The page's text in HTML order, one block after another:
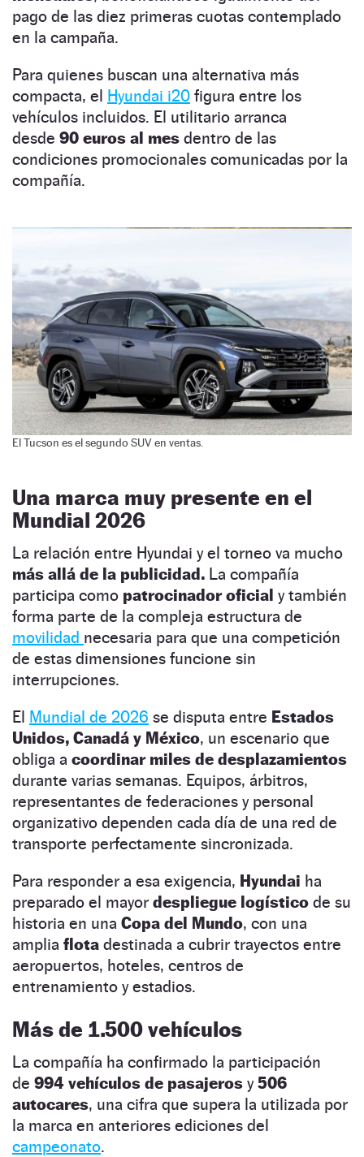
pago de las diez primeras cuotas contemplado
en la campaña.
Para quienes buscan una alternativa más
compacta, el Hyundai i20 figura entre los
vehículos incluidos. El utilitario arranca
desde 90 euros al mes dentro de las
condiciones promocionales comunicadas por la
compañía.
El Tucson es el segundo SUV en ventas.
Una marca muy presente en el
Mundial 2026
La relación entre Hyundai y el torneo va mucho
más allá de la publicidad. La compañía
participa como patrocinador oficial y también
forma parte de la compleja estructura de
movilidad necesaria para que una competición
de estas dimensiones funcione sin
interrupciones.
El Mundial de 2026 se disputa entre Estados
Unidos, Canadá y México, un escenario que
obliga a coordinar miles de desplazamientos
durante varias semanas. Equipos, árbitros,
representantes de federaciones y personal
organizativo dependen cada día de una red de
transporte perfectamente sincronizada.
Para responder a esa exigencia, Hyundai ha
preparado el mayor despliegue logístico de su
historia en una Copa del Mundo, con una
amplia flota destinada a cubrir trayectos entre
aeropuertos, hoteles, centros de
entrenamiento y estadios.
Más de 1.500 vehículos
La compañía ha confirmado la participación
de 994 vehículos de pasajeros y506
autocares, una cifra que supera la utilizada por
la marca en anteriores ediciones del
campeonato.